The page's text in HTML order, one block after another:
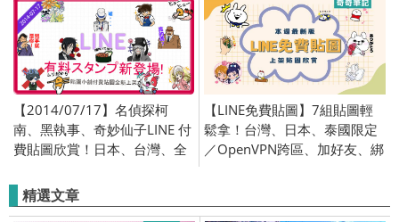
openVPN 跨區、加官方好友、
門號圖／2015/1/20
【2014/07/17】名偵探柯
南、黑執事、奇妙仙子LINE 付
費貼圖欣賞！日本、台灣、全
【LINE免費貼圖】7組貼圖輕
鬆拿！台灣、日本、泰國限定
／OpenVPN跨區、加好友、綁
精選文章